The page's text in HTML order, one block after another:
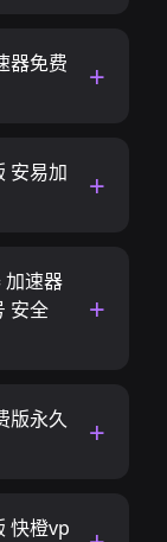
器免费
安易加
加速器
安全
版永久
快橙vp